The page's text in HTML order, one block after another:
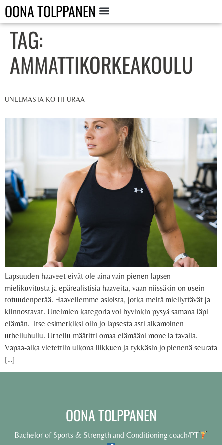
OONA TOLPPANEN
TAG:
AMMATTIKORKEAKOULU
UNELMASTA KOHTI URAA
Lapsuuden haaveet eivät ole aina vain pienen lapsen
mielikuvitusta ja epärealistisia haaveita, vaan niissäkin on usein
totuudenperää. Haaveilemme asioista, jotka meitä miellyttävät ja
kiinnostavat. Unelmien kategoria voi hyvinkin pysyä samana läpi
elämän. Itse esimerkiksi olin jo lapsesta asti aikamoinen
urheiluhullu. Urheilu määritti omaa elämääni monella tavalla.
Vapaa-aika vietettiin ulkona liikkuen ja tykkäsin jo pienenä seurata
[…]
OONA TOLPPANEN
Bachelor of Sports & Strength and Conditioning coach/PT